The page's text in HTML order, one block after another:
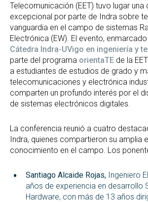
Telecomunicación (EET) tuvo lugar una
excepcional por parte de Indra sobre
vanguardia en el campo de sistemas
Electrónica (EW). El evento,
Cátedra Indra-UVigo en ingeniería y
parte del programa orientaTE de la
a estudiantes de estudios de grado y
telecomunicaciones y electrónica
comparten un profundo interés por el
de sistemas electrónicos digitales.
La conferencia reunió a cuatro
Indra, quienes compartieron su amplia
conocimiento en el campo. Los
Santiago Alcaide Rojas, Ingeniero
años de experiencia en desarrollo
Hardware, con más de 13 años